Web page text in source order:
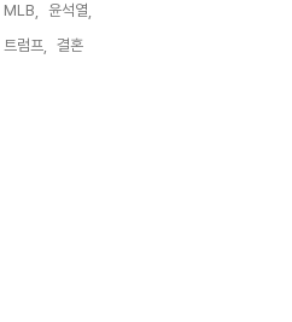
MLB,
윤석열,
트럼프, 결혼,